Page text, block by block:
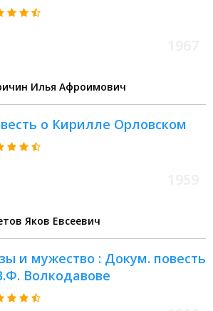
Илья Афроимович
о Кирилле Орловском
Яков Евсеевич
и мужество : Докум. повесть
Волкодавове